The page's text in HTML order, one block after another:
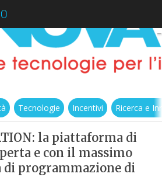
Tecnologie Incentivi Ricerca e
la piattaforma di
e con il massimo
programmazione di